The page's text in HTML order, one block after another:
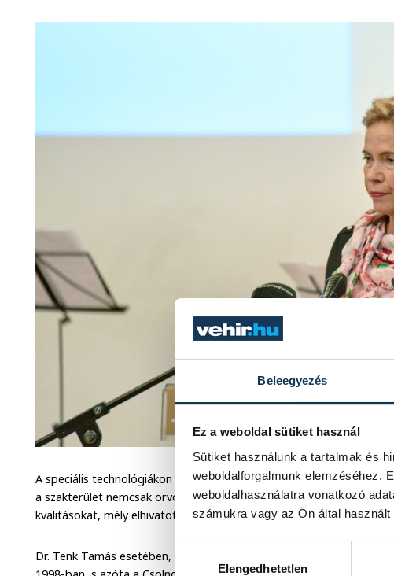
Beleegyezés
Ez a weboldal sütiket használ
Sütiket használunk a tartalmak és
weboldalforgalmunk elemzéséhez.
weboldalhasználatra vonatkozó
számukra vagy az Ön által
Elengedhetetlen
A speciális technológiákon túl ez azonban még mindig elsősorban
a szakterület nemcsak orvosszakmai, hanem jelentős műszaki
kvalitásokat, mély elhivatottságot és alázatot is megkövetel.
Dr. Tenk Tamás esetében, aki a Semmelweis Orvostudományi